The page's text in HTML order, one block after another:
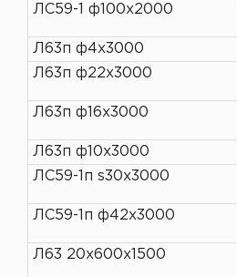
ЛС59-1 ф100х2000
Л63п ф4х3000
Л63п ф22х3000
Л63п ф16х3000
Л63п ф10х3000
ЛС59-1п s30х3000
ЛС59-1п ф42х3000
Л63 20х600х1500